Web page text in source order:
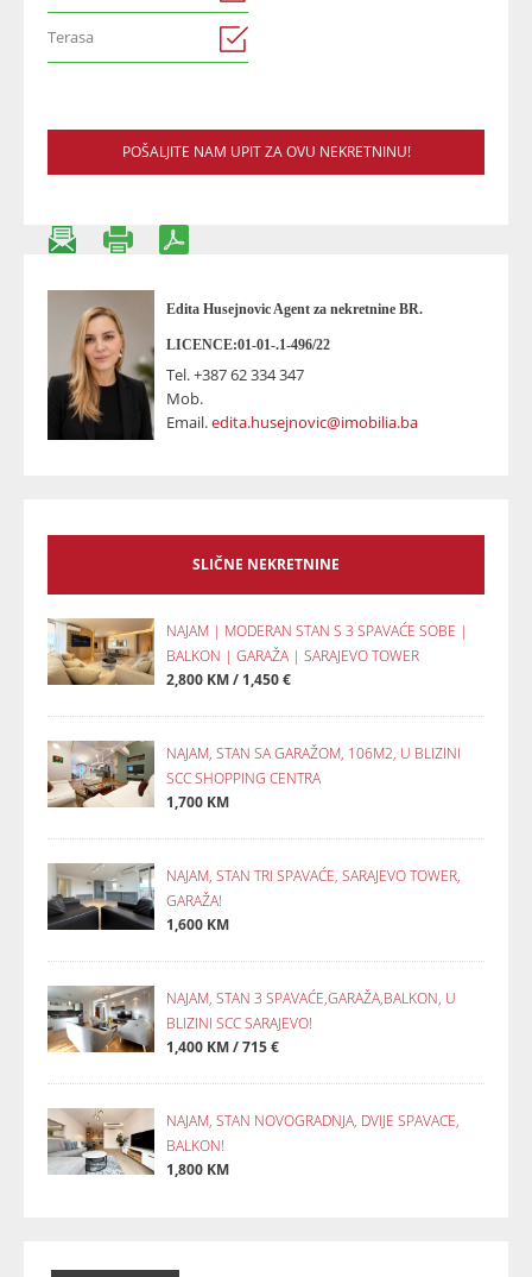
Terasa
POŠALJITE NAM UPIT ZA OVU NEKRETNINU!
Edita Husejnovic Agent za nekretnine BR.
LICENCE:01-01-.1-496/22
Tel.+387 62 334 347
Mob.
Email.edita.husejnovic@imobilia.ba
SLIČNE NEKRETNINE
NAJAM | MODERAN STAN S 3 SPAVAĆE SOBE |
BALKON | GARAŽA | SARAJEVO TOWER
2,800 KM / 1,450 €
NAJAM, STAN SA GARAŽOM, 106M2, U BLIZINI
SCC SHOPPING CENTRA
1,700 KM
NAJAM, STAN TRI SPAVAĆE, SARAJEVO TOWER,
GARAŽA!
1,600 KM
NAJAM, STAN 3 SPAVAĆE,GARAŽA,BALKON, U
BLIZINI SCC SARAJEVO!
1,400 KM / 715 €
NAJAM, STAN NOVOGRADNJA, DVIJE SPAVACE,
BALKON!
1,800 KM